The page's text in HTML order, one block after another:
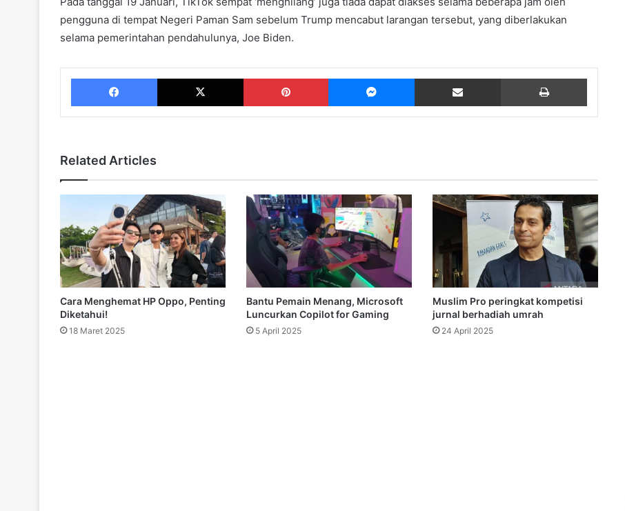
pengguna di tempat Negeri Paman Sam sebelum Trump mencabut larangan tersebut, yang diberlakukan
selama pemerintahan pendahulunya, Joe Biden.
Facebook X Pinterest Messenger Share via Email
Related Articles
Cara Menghemat HP Oppo, Penting
Diketahui!
18 Maret 2025
Bantu Pemain Menang, Microsoft
Luncurkan Copilot for Gaming
5 April 2025
Muslim Pro peringkat kompetisi
jurnal berhadiah umrah
24 April 2025